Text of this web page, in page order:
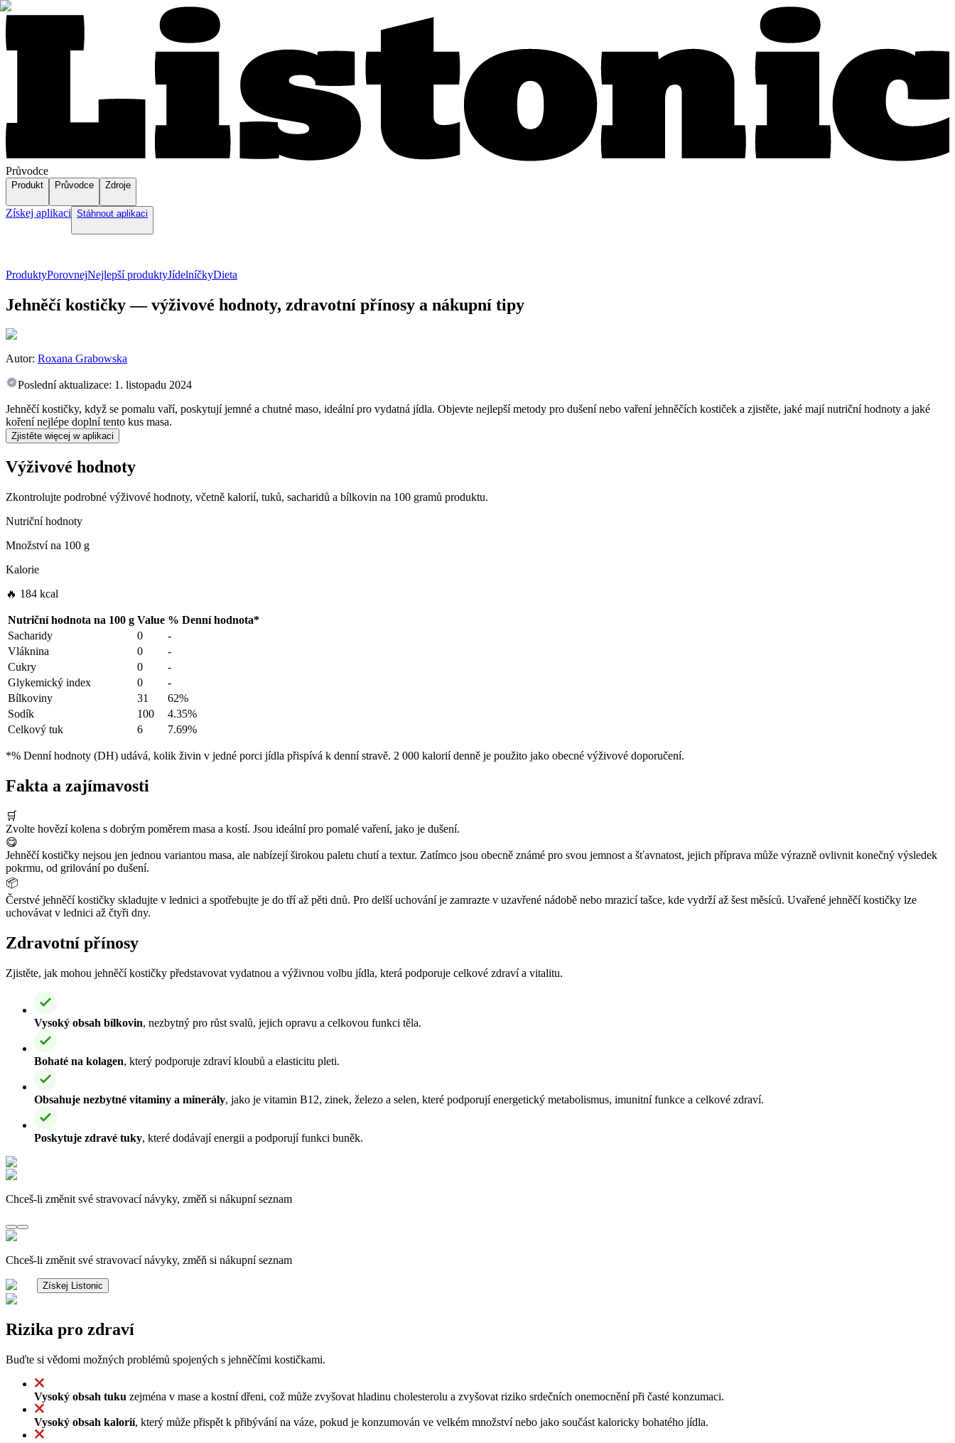
Průvodce
Produkt Průvodce Zdroje
Získej aplikaci Stáhnout aplikaci
ProduktyPorovnejNejlepší produktyJídelníčkyDieta
Jehněčí kostičky — výživové hodnoty, zdravotní přínosy a nákupní tipy
Autor: Roxana Grabowska
Poslední aktualizace: 1. listopadu 2024
Jehněčí kostičky, když se pomalu vaří, poskytují jemné a chutné maso, ideální pro vydatná jídla. Objevte nejlepší metody pro dušení nebo vaření jehněčích kostiček a zjistěte, jaké mají nutriční hodnoty a jaké
koření nejlépe doplní tento kus masa.
Zjistěte więcej w aplikaci
Výživové hodnoty
Zkontrolujte podrobné výživové hodnoty, včetně kalorií, tuků, sacharidů a bílkovin na 100 gramů produktu.
Nutriční hodnoty
Množství na 100 g
Kalorie
🔥 184 kcal
Nutriční hodnota na 100 g Value % Denní hodnota*
Sacharidy
0
-
Vláknina
0
-
Cukry
0
-
Glykemický index
0
-
Bílkoviny
31
62%
Sodík
100
4.35%
Celkový tuk
6 7.69%
*% Denní hodnoty (DH) udává, kolik živin v jedné porci jídla přispívá k denní stravě. 2 000 kalorií denně je použito jako obecné výživové doporučení.
Fakta a zajímavosti
🛒
Zvolte hovězí kolena s dobrým poměrem masa a kostí. Jsou ideální pro pomalé vaření, jako je dušení.
😋
Jehněčí kostičky nejsou jen jednou variantou masa, ale nabízejí širokou paletu chutí a textur. Zatímco jsou obecně známé pro svou jemnost a šťavnatost, jejich příprava může výrazně ovlivnit konečný výsledek
pokrmu, od grilování po dušení.
📦
Čerstvé jehněčí kostičky skladujte v lednici a spotřebujte je do tří až pěti dnů. Pro delší uchování je zamrazte v uzavřené nádobě nebo mrazicí tašce, kde vydrží až šest měsíců. Uvařené jehněčí kostičky lze
uchovávat v lednici až čtyři dny.
Zdravotní přínosy
Zjistěte, jak mohou jehněčí kostičky představovat vydatnou a výživnou volbu jídla, která podporuje celkové zdraví a vitalitu.
Vysoký obsah bílkovin, nezbytný pro růst svalů, jejich opravu a celkovou funkci těla.
Bohaté na kolagen, který podporuje zdraví kloubů a elasticitu pleti.
Obsahuje nezbytné vitaminy a minerály, jako je vitamin B12, zinek, železo a selen, které podporují energetický metabolismus, imunitní funkce a celkové zdraví.
Poskytuje zdravé tuky, které dodávají energii a podporují funkci buněk.
Chceš-li změnit své stravovací návyky, změň si nákupní seznam
Chceš-li změnit své stravovací návyky, změň si nákupní seznam
Získej Listonic
Rizika pro zdraví
Buďte si vědomi možných problémů spojených s jehněčími kostičkami.
Vysoký obsah tuku zejména v mase a kostní dřeni, což může zvyšovat hladinu cholesterolu a zvyšovat riziko srdečních onemocnění při časté konzumaci.
Vysoký obsah kalorií, který může přispět k přibývání na váze, pokud je konzumován ve velkém množství nebo jako součást kaloricky bohatého jídla.